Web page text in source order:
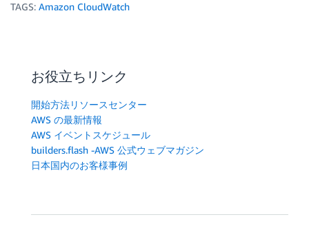
TAGS: Amazon CloudWatch
お役立ちリンク
開始方法リソースセンター
AWS の最新情報
AWS イベントスケジュール
builders.flash -AWS 公式ウェブマガジン
日本国内のお客様事例